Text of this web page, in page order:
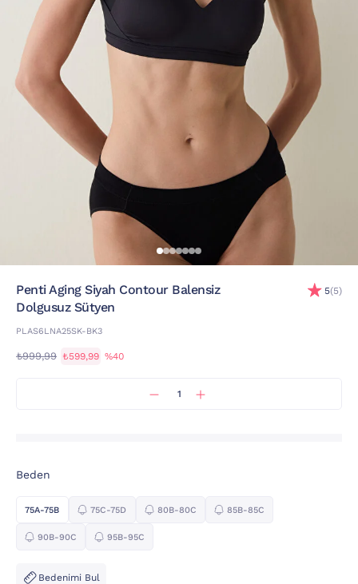
Penti Aging Siyah Contour Balensiz
Dolgusuz Sütyen
PLAS6LNA25SK-BK3
5(5)
₺999,99 ₺599,99 %40
Beden
75A-75B 75C-75D 80B-80C 85B-85C
90B-90C 95B-95C
Bedenimi Bul